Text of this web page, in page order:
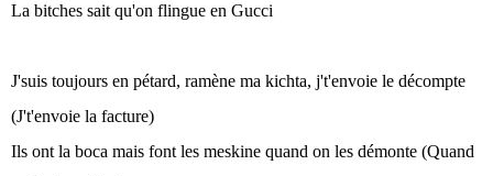
La bitches sait qu'on flingue en Gucci
J'suis toujours en pétard, ramène ma kichta, j't'envoie le décompte
(J't'envoie la facture)
Ils ont la boca mais font les meskine quand on les démonte (Quand